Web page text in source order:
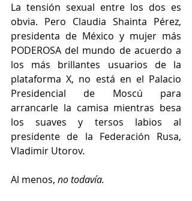
La tensión sexual entre los dos es
obvia. Pero Claudia Shainta Pérez,
presidenta de México y mujer más
PODEROSA del mundo de acuerdo a
los más brillantes usuarios de la
plataforma X, no está en el Palacio
Presidencial de Moscú para
arrancarle la camisa mientras besa
los suaves y tersos labios al
presidente de la Federación Rusa,
Vladimir Utorov.
Al menos, no todavía.